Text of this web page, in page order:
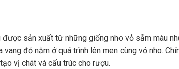
sản xuất từ những giống nho vỏ sẫm màu
đỏ nằm ở quá trình lên men cùng vỏ nho.
vị chát và cấu trúc cho rượu.